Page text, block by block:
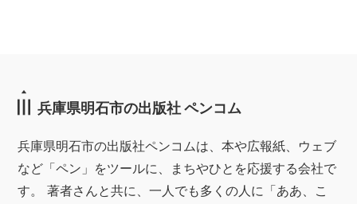
兵庫県明石市の出版社 ペンコム
兵庫県明石市の出版社ペンコムは、本や広報紙、ウェブ
など「ペン」をツールに、まちやひとを応援する会社で
す。 著者さんと共に、一人でも多くの人に「ああ、こ